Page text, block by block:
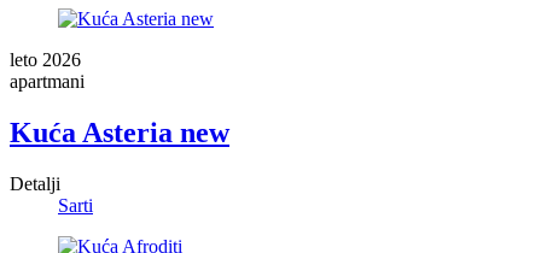
leto 2026
apartmani
Kuća Asteria new
Detalji
Sarti